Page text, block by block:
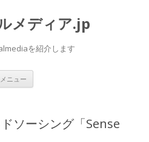
メディア.jp
を紹介します
メニュー
ス
キ
ソーシング「Sense